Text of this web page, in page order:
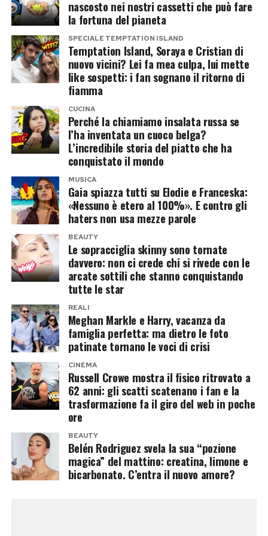
Una fonte interna sostiene che il re osservi la
situazione con particolare sensibilità proprio per
la propria esperienza personale. Carlo ha vissuto
in prima persona un matrimonio disgregato
sotto gli occhi dell’opinione pubblica e saprebbe
bene quanto possa esserci distanza tra ciò che
una coppia mostra all’esterno e ciò che accade
dentro casa.
Il fantasma della crisi dietro gli
scatti perfetti
Nessuno, al momento, dispone di elementi
concreti per parlare di separazione tra Harry e
Meghan. Le indiscrezioni restano indiscrezioni e
lo stesso duca ha sempre respinto l’idea di un
Ma nel mondo dei Sussex perfino la felicità
finisce inevitabilmente sotto la lente. Più le
fotografie appaiono armoniose, più qualcuno
cerca la crepa nascosta dietro l’inquadratura.
E così l’estate perfetta di Meghan Markle e
opposto rispetto a quello desiderato: invece di
chiudere il gossip sulla crisi, gli ha regalato
nuove fotografie da analizzare.
Il fatto che non compaiano quotidianamente
nello stesso reel, insomma, non significa
necessariamente che abbiano smesso di stare
insieme.
Le foto di Ciro con altre ragazze
fanno scattare il gossip
Ad alimentare ulteriormente i sospetti erano
state alcune immagini e video che mostravano
Ciro Solimeno in palestra insieme ad alcune
ragazze.
Per il popolo dei social è bastato quello per far
partire nuove interpretazioni. Ma c’è un
dettaglio piuttosto importante: Ciro lavora
come personal trainer e, per mestiere, trascorre
buona parte delle sue giornate in palestra a
contatto con clienti uomini e donne.
Niente triangolo sentimentale, quindi, almeno
sulla base degli elementi disponibili. Soltanto
lavoro trasformato in materiale da gossip.
Ciro Solimeno ed Elisa Leonardi
partono insieme per la Sicilia
Se le parole non fossero sufficienti, i due hanno
nascosto nei nostri cassetti che può fare
la fortuna del pianeta
SPECIALE TEMPTATION ISLAND
Temptation Island, Soraya e Cristian di
nuovo vicini? Lei fa mea culpa, lui mette
like sospetti: i fan sognano il ritorno di
fiamma
CUCINA
Perché la chiamiamo insalata russa se
l’ha inventata un cuoco belga?
L’incredibile storia del piatto che ha
conquistato il mondo
MUSICA
Gaia spiazza tutti su Elodie e Franceska:
«Nessuno è etero al 100%». E contro gli
haters non usa mezze parole
BEAUTY
Le sopracciglia skinny sono tornate
davvero: non ci crede chi si rivede con le
arcate sottili che stanno conquistando
tutte le star
REALI
Meghan Markle e Harry, vacanza da
famiglia perfetta: ma dietro le foto
patinate tornano le voci di crisi
CINEMA
Russell Crowe mostra il fisico ritrovato a
62 anni: gli scatti scatenano i fan e la
trasformazione fa il giro del web in poche
ore
BEAUTY
Belén Rodriguez svela la sua “pozione
magica” del mattino: creatina, limone e
bicarbonato. C’entra il nuovo amore?